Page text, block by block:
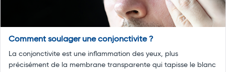
Comment soulager une conjonctivite ?
La conjonctivite est une inflammation des yeux, plus
précisément de la membrane transparente qui tapisse le blanc